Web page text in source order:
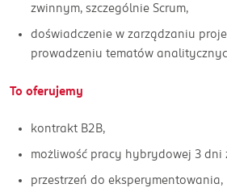
zwinnym, szczególnie Scrum,
doświadczenie w zarządzaniu
prowadzeniu tematów
To oferujemy
kontrakt B2B,
możliwość pracy hybrydowej 3 dni
przestrzeń do eksperymentowania,